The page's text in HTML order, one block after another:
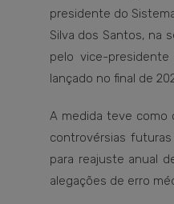
presidente do
Silva dos Santos, na
pelo vice-
lançado no final de
A medida teve como
controvérsias
para reajuste anual
alegações de erro